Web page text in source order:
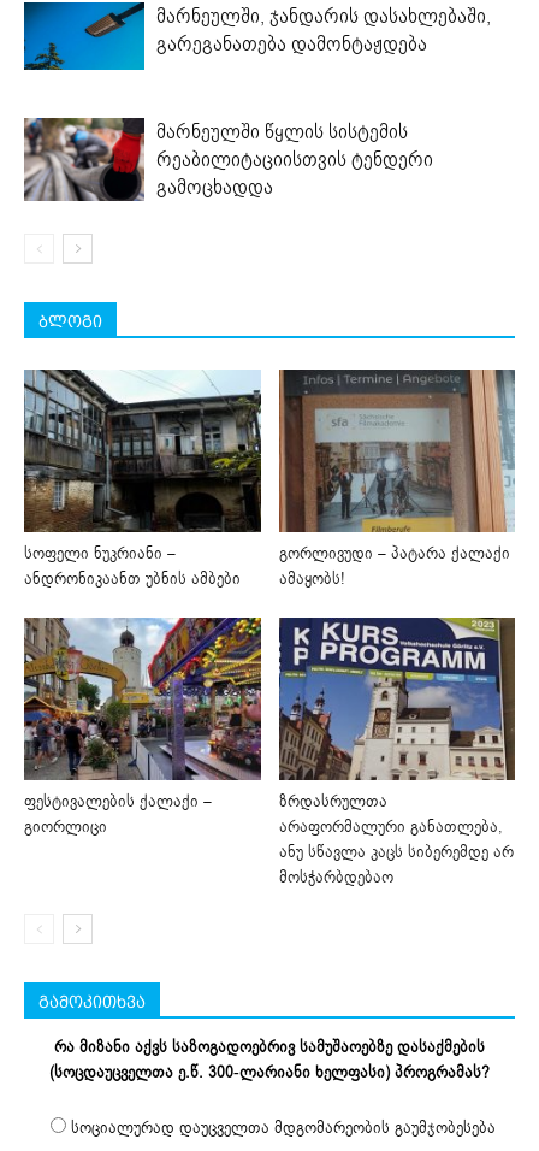
მარნეულში, ჯანდარის დასახლებაში,
გარეგანათება დამონტაჟდება
მარნეულში წყლის სისტემის
რეაბილიტაციისთვის ტენდერი
გამოცხადდა
ბლოგი
სოფელი ნუკრიანი –
ანდრონიკაანთ უბნის ამბები
გორლივუდი – პატარა ქალაქი
ამაყობს!
ფესტივალების ქალაქი –
გიორლიცი
ზრდასრულთა
არაფორმალური განათლება,
ანუ სწავლა კაცს სიბერემდე არ
მოსჭარბდებაო
გამოკითხვა
რა მიზანი აქვს საზოგადოებრივ სამუშაოებზე დასაქმების
(სოცდაუცველთა ე.წ. 300-ლარიანი ხელფასი) პროგრამას?
სოციალურად დაუცველთა მდგომარეობის გაუმჯობესება